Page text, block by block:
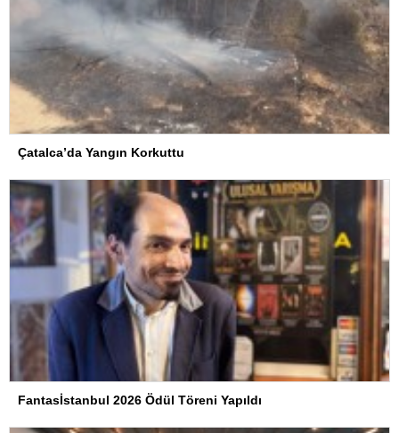
Çatalca’da Yangın Korkuttu
Fantasİstanbul 2026 Ödül Töreni Yapıldı